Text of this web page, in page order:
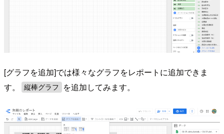
[グラフを追加]では様々なグラフをレポートに追加できま
す。
縦棒グラフ を追加してみます。